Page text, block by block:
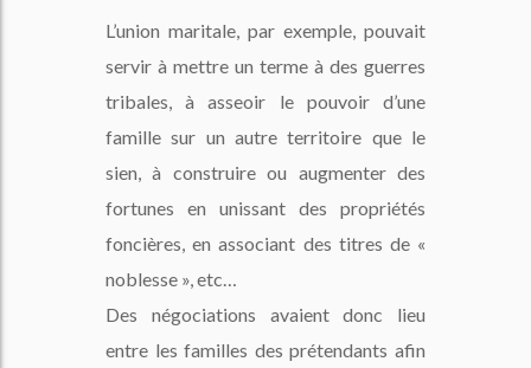
L’union maritale, par exemple, pouvait
servir à mettre un terme à des guerres
tribales, à asseoir le pouvoir d’une
famille sur un autre territoire que le
sien, à construire ou augmenter des
fortunes en unissant des propriétés
foncières, en associant des titres de «
noblesse », etc…
Des négociations avaient donc lieu
entre les familles des prétendants afin